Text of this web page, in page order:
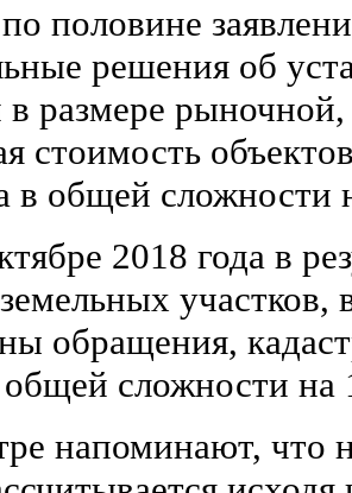
половине
решения об
размере рыночной,
стоимость
в общей сложности
2018 года в
обращения,
сложности на
напоминают, что